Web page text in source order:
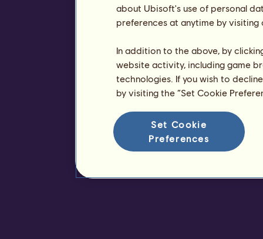
about Ubisoft's use of personal
preferences at anytime by
In addition to the above, by
website activity, including game
technologies. If you wish to
by visiting the “Set Cookie
Set Cookie
Preferences